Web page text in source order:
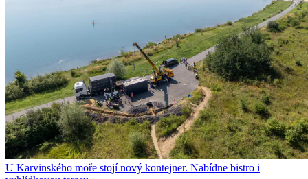
U Karvinského moře stojí nový kontejner. Nabídne bistro i